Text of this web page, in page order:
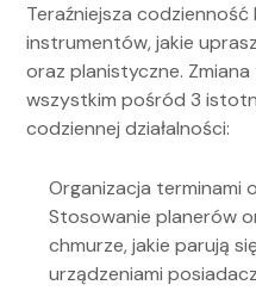
Teraźniejsza
instrumentów, jakie
oraz planistyczne.
wszystkim pośród 3
codziennej działalności:
Organizacja terminami
Stosowanie planerów
chmurze, jakie parują
urządzeniami